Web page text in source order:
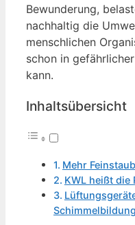
Bewunderung,
nachhaltig die
menschlichen
schon in
kann.
Inhaltsübersicht
Mehr
KWL heißt die
Schimmelbildung